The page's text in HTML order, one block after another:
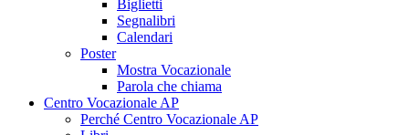
Biglietti
Segnalibri
Calendari
Poster
Mostra Vocazionale
Parola che chiama
Centro Vocazionale AP
Perché Centro Vocazionale AP